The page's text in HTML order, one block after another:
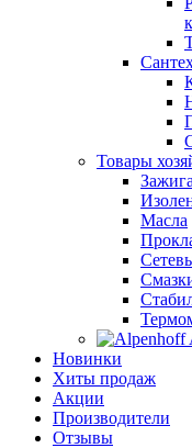
Товары
Масла
Новинки
Хиты продаж
Акции
Производители
Отзывы